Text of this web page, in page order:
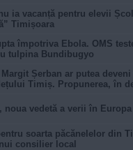
ia vacanță pentru elevii
Timișoara
împotriva Ebola. OMS
tulpina Bundibugyo
Șerban ar putea deveni
Timiș. Propunerea, în
noua vedetă a verii în
soarta păcănelelor din
consilier local